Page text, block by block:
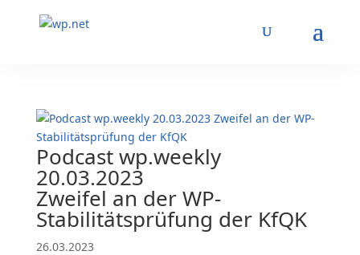
Podcast wp.weekly
20.03.2023
Zweifel an der WP-
Stabilitätsprüfung der KfQK
26.03.2023